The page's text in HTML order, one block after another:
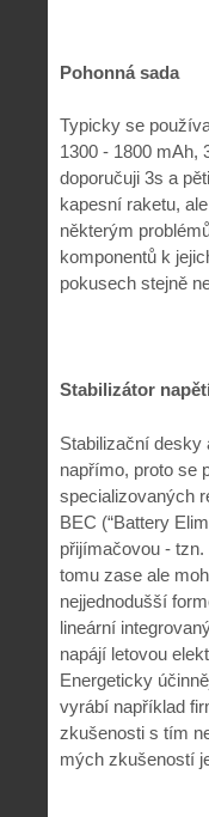
Pohonná sada
Typicky se
1300 - 1800 mAh,
doporučuji 3s a
kapesní raketu,
některým
komponentů k
pokusech stejně
Stabilizátor
Stabilizační desky
napřímo, proto se
specializovaných
BEC (“Battery
přijímačovou -
tomu zase ale
nejjednodušší
lineární
napájí letovou
Energeticky
vyrábí například
zkušenosti s tím
mých zkušeností